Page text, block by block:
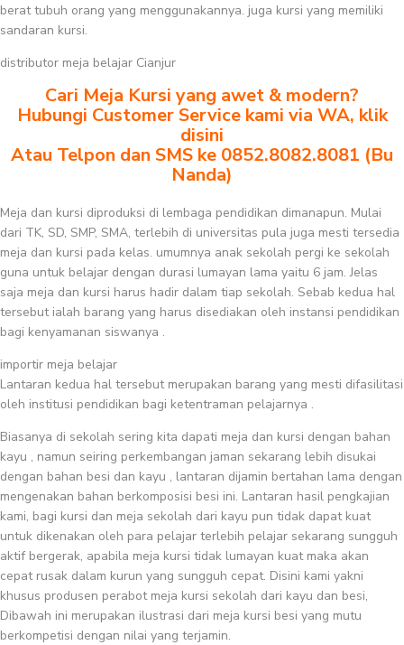
berat tubuh orang yang menggunakannya. juga kursi yang memiliki
sandaran kursi.
distributor meja belajar Cianjur
Cari Meja Kursi yang awet & modern?
Hubungi Customer Service kami via WA, klik
disini
Atau Telpon dan SMS ke 0852.8082.8081 (Bu
Nanda)
Meja dan kursi diproduksi di lembaga pendidikan dimanapun. Mulai
dari TK, SD, SMP, SMA, terlebih di universitas pula juga mesti tersedia
meja dan kursi pada kelas. umumnya anak sekolah pergi ke sekolah
guna untuk belajar dengan durasi lumayan lama yaitu 6 jam. Jelas
saja meja dan kursi harus hadir dalam tiap sekolah. Sebab kedua hal
tersebut ialah barang yang harus disediakan oleh instansi pendidikan
bagi kenyamanan siswanya .
importir meja belajar
Lantaran kedua hal tersebut merupakan barang yang mesti difasilitasi
oleh institusi pendidikan bagi ketentraman pelajarnya .
Biasanya di sekolah sering kita dapati meja dan kursi dengan bahan
kayu , namun seiring perkembangan jaman sekarang lebih disukai
dengan bahan besi dan kayu , lantaran dijamin bertahan lama dengan
mengenakan bahan berkomposisi besi ini. Lantaran hasil pengkajian
kami, bagi kursi dan meja sekolah dari kayu pun tidak dapat kuat
untuk dikenakan oleh para pelajar terlebih pelajar sekarang sungguh
aktif bergerak, apabila meja kursi tidak lumayan kuat maka akan
cepat rusak dalam kurun yang sungguh cepat. Disini kami yakni
khusus produsen perabot meja kursi sekolah dari kayu dan besi,
Dibawah ini merupakan ilustrasi dari meja kursi besi yang mutu
berkompetisi dengan nilai yang terjamin.